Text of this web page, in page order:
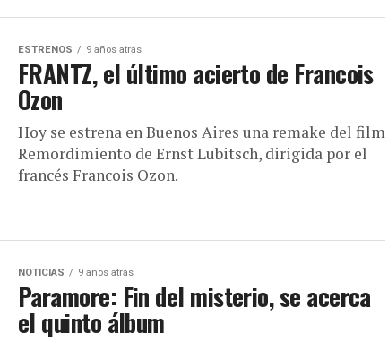
ESTRENOS 9 años atrás
FRANTZ, el último acierto de Francois
Ozon
Hoy se estrena en Buenos Aires una remake del film
Remordimiento de Ernst Lubitsch, dirigida por el
francés Francois Ozon.
NOTICIAS 9 años atrás
Paramore: Fin del misterio, se acerca
el quinto álbum